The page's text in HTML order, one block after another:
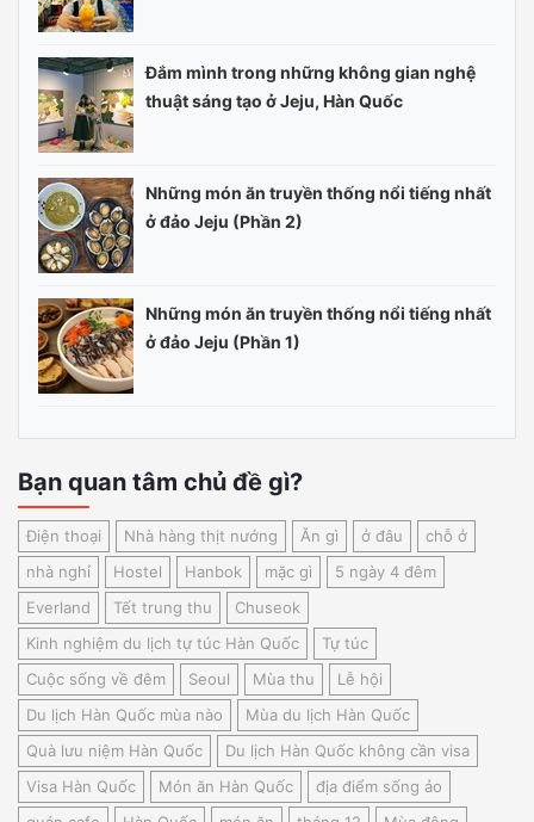
Đắm mình trong những không gian nghệ
thuật sáng tạo ở Jeju, Hàn Quốc
Những món ăn truyền thống nổi tiếng nhất
ở đảo Jeju (Phần 2)
Những món ăn truyền thống nổi tiếng nhất
ở đảo Jeju (Phần 1)
Bạn quan tâm chủ đề gì?
Điện thoại Nhà hàng thịt nướng Ăn gì ở đâu
chỗ ở
nhà nghỉ
Hostel Hanbok mặc gì
5 ngày 4 đêm
Everland
Tết trung thu
Chuseok
Kinh nghiệm du lịch tự túc Hàn Quốc
Tự túc
Cuộc sống về đêm
Seoul Mùa thu
Lễ hội
Du lịch Hàn Quốc mùa nào
Mùa du lịch Hàn Quốc
Quà lưu niệm Hàn Quốc
Du lịch Hàn Quốc không cần visa
Visa Hàn Quốc
Món ăn Hàn Quốc
địa điểm sống ảo